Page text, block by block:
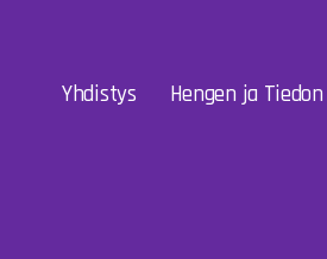
Yhdistys Hengen ja